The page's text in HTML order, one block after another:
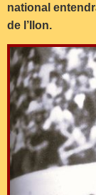
national
de l’Ilon.